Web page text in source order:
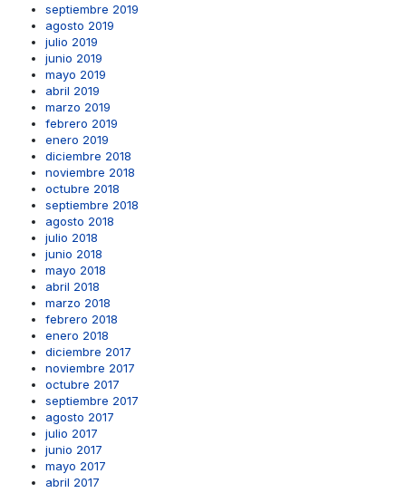
septiembre 2019
agosto 2019
julio 2019
junio 2019
mayo 2019
abril 2019
marzo 2019
febrero 2019
enero 2019
diciembre 2018
noviembre 2018
octubre 2018
septiembre 2018
agosto 2018
julio 2018
junio 2018
mayo 2018
abril 2018
marzo 2018
febrero 2018
enero 2018
diciembre 2017
noviembre 2017
octubre 2017
septiembre 2017
agosto 2017
julio 2017
junio 2017
mayo 2017
abril 2017